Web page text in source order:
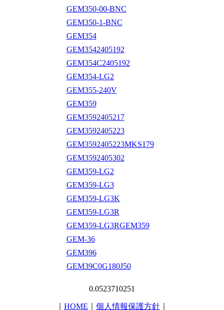
GEM350-00-BNC
GEM350-1-BNC
GEM354
GEM3542405192
GEM354C2405192
GEM354-LG2
GEM355-240V
GEM359
GEM3592405217
GEM3592405223
GEM3592405223MKS179
GEM3592405302
GEM359-LG2
GEM359-LG3
GEM359-LG3K
GEM359-LG3R
GEM359-LG3RGEM359
GEM-36
GEM396
GEM39C0G180J50
0.0523710251
HOME 個人情報保護方針